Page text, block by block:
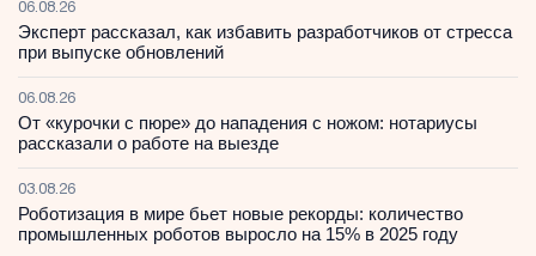
06.08.26
Эксперт рассказал, как избавить разработчиков от стресса
при выпуске обновлений
06.08.26
От «курочки с пюре» до нападения с ножом: нотариусы
рассказали о работе на выезде
03.08.26
Роботизация в мире бьет новые рекорды: количество
промышленных роботов выросло на 15% в 2025 году